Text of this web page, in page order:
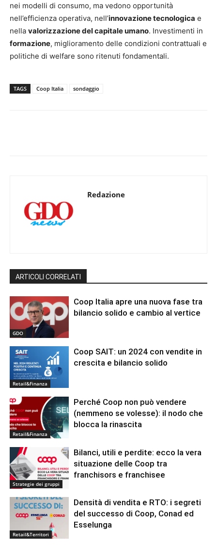
nei modelli di consumo, ma vedono opportunità
nell’efficienza operativa, nell’innovazione tecnologica e
nella valorizzazione del capitale umano. Investimenti in
formazione, miglioramento delle condizioni contrattuali e
politiche di welfare sono ritenuti fondamentali.
TAGS Coop Italia sondaggio
Redazione
ARTICOLI CORRELATI
GDO
Coop Italia apre una nuova fase tra
bilancio solido e cambio al vertice
Retail&Finanza
Coop SAIT: un 2024 con vendite in
crescita e bilancio solido
Retail&Finanza
Perché Coop non può vendere
(nemmeno se volesse): il nodo che
blocca la rinascita
Strategie dei gruppi
Bilanci, utili e perdite: ecco la vera
situazione delle Coop tra
franchisors e franchisee
Retail&Territori
Densità di vendita e RTO: i segreti
del successo di Coop, Conad ed
Esselunga